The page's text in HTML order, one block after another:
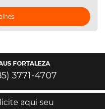
FORTALEZA
3771-4707
aqui seu